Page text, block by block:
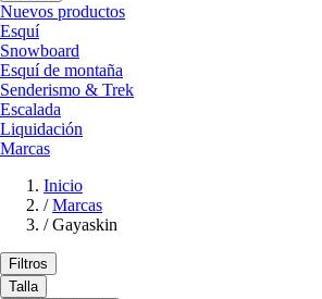
Nuevos productos
Esquí
Snowboard
Esquí de montaña
Senderismo & Trek
Escalada
Liquidación
Marcas
Inicio
/ Marcas
/ Gayaskin
Filtros
Talla